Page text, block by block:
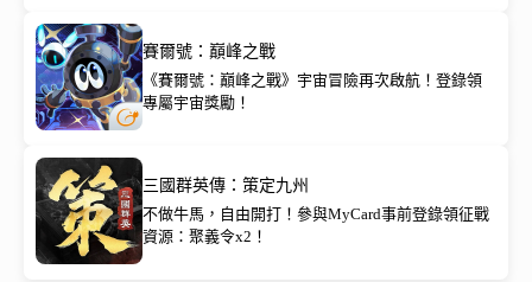
賽爾號：巔峰之戰
《賽爾號：巔峰之戰》宇宙冒險再次啟航！登錄領
專屬宇宙獎勵！
三國群英傳：策定九州
不做牛馬，自由開打！參與MyCard事前登錄領征戰
資源：聚義令x2！